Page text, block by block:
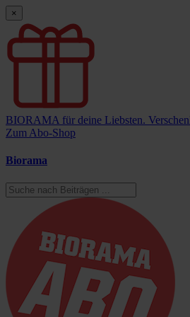
×
BIORAMA für deine Liebsten.
Zum Abo-Shop
Biorama